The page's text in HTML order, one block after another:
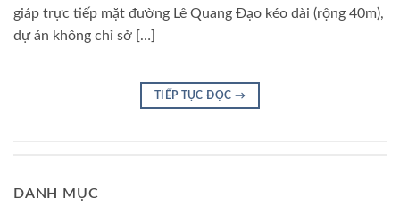
giáp trực tiếp mặt đường Lê Quang Đạo kéo dài (rộng 40m),
dự án không chỉ sở […]
TIẾP TỤC ĐỌC →
DANH MỤC